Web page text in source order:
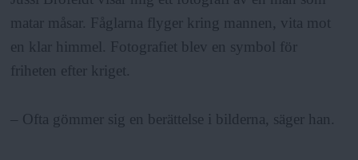
matar måsar. Fåglarna flyger kring mannen, vita mot
en klar himmel. Fotografiet blev en symbol för
friheten efter kriget.
– Ofta gömmer sig en berättelse i bilderna, säger han.